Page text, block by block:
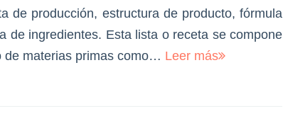
de producción, estructura de producto, fórmula
de ingredientes. Esta lista o receta se compone
de materias primas como… Leer más